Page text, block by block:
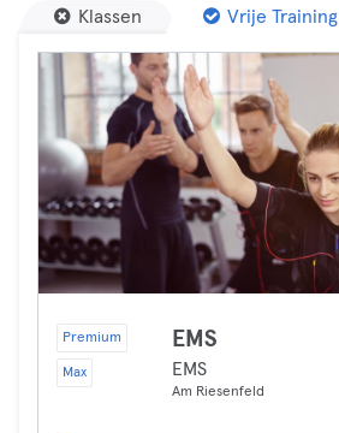
Klassen Vrije Training
Premium
Max
EMS
EMS
Am Riesenfeld